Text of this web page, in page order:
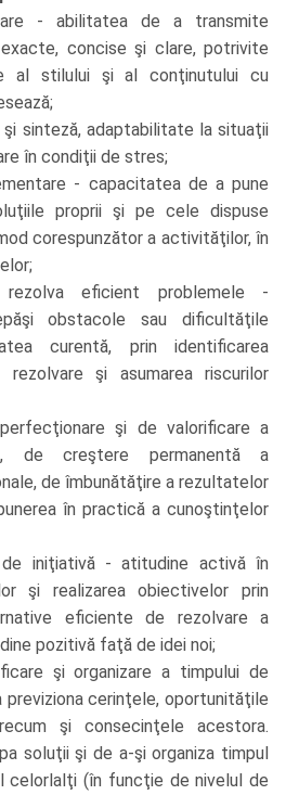
- abilitatea de a transmite
concise şi clare, potrivite
al stilului şi al conţinutului cu
sinteză, adaptabilitate la situaţii
în condiţii de stres;
- capacitatea de a pune
proprii şi pe cele dispuse
corespunzător a activităţilor, în
eficient problemele -
obstacole sau dificultăţile
curentă, prin identificarea
şi asumarea riscurilor
şi de valorificare a
de creştere permanentă a
de îmbunătăţire a rezultatelor
în practică a cunoştinţelor
iniţiativă - atitudine activă în
şi realizarea obiectivelor prin
eficiente de rezolvare a
pozitivă faţă de idei noi;
şi organizare a timpului de
previziona cerinţele, oportunităţile
şi consecinţele acestora.
soluţii şi de a-şi organiza timpul
celorlalţi (în funcţie de nivelul de